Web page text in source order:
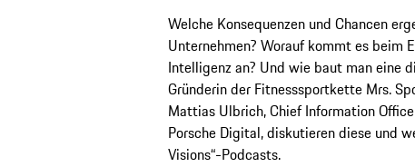
Welche Konsequenzen und Chancen
Unternehmen? Worauf kommt es beim
Intelligenz an? Und wie baut man eine
Gründerin der Fitnesssportkette Mrs.
Mattias Ulbrich, Chief Information
Porsche Digital, diskutieren diese und
Visions“-Podcasts.